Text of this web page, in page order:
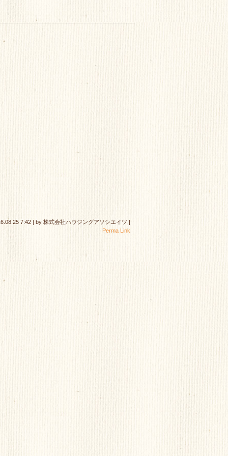
7:42 | by 株式会社ハウジングアソシエイツ |
Perma Link